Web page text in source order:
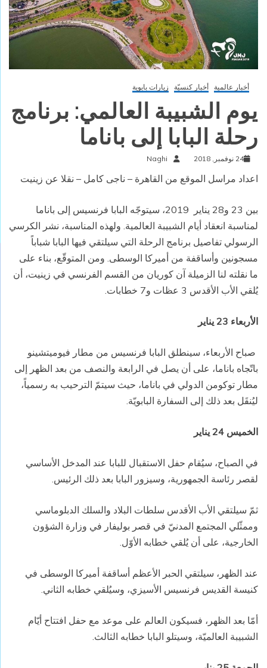
أخبار عالمية أخبار كنسيّة زيارات بابوية
يوم الشبيبة العالمي: برنامج
رحلة البابا إلى باناما
24 نوفمبر, 2018 Naghi
اعداد مراسل الموقع من القاهرة – ناجى كامل – نقلا عن زينيت
بين 23 و28 يناير 2019، سيتوجّه البابا فرنسيس إلى باناما
لمناسبة انعقاد أيام الشبيبة العالمية. ولهذه المناسبة، نشر الكرسي
الرسولي تفاصيل برنامج الرحلة التي سيلتقي فيها البابا شباباً
مسجونين وأساقفة من أميركا الوسطى. ومن المتوقّع، بناء على
ما نقلته لنا الزميلة آن كوريان من القسم الفرنسي في زينيت، أن
يُلقي الأب الأقدس 3 عظات و7 خطابات.
الأربعاء 23 يناير
صباح الأربعاء، سينطلق البابا فرنسيس من مطار فيوميتشينو
باتّجاه باناما، على أن يصل في الرابعة والنصف من بعد الظهر إلى
مطار توكومن الدولي في باناما، حيث سيتمّ الترحيب به رسمياً،
ليُنقَل بعد ذلك إلى السفارة البابويّة.
الخميس 24 يناير
في الصباح، سيُقام حفل الاستقبال للبابا عند المدخل الأساسي
لقصر رئاسة الجمهورية، وسيزور البابا بعد ذلك الرئيس.
ثمّ سيلتقي الأب الأقدس سلطات البلاد والسلك الدبلوماسي
وممثّلي المجتمع المدنيّ في قصر بوليفار في وزارة الشؤون
الخارجية، على أن يُلقي خطابه الأوّل.
عند الظهر، سيلتقي الحبر الأعظم أساقفة أميركا الوسطى في
كنيسة القديس فرنسيس الأسيزي، وسيُلقي خطابه الثاني.
أمّا بعد الظهر، فسيكون العالم على موعد مع حفل افتتاح أيّام
الشبيبة العالميّة، وسيتلو البابا خطابه الثالث.